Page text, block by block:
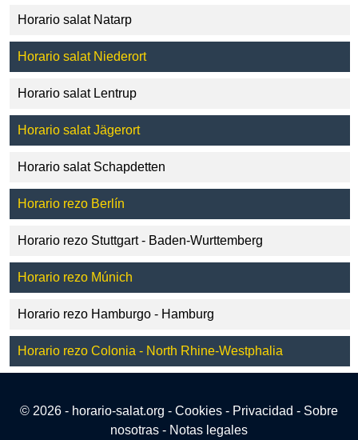
Horario salat Natarp
Horario salat Niederort
Horario salat Lentrup
Horario salat Jägerort
Horario salat Schapdetten
Horario rezo Berlín
Horario rezo Stuttgart - Baden-Wurttemberg
Horario rezo Múnich
Horario rezo Hamburgo - Hamburg
Horario rezo Colonia - North Rhine-Westphalia
© 2026 - horario-salat.org - Cookies - Privacidad - Sobre
nosotras - Notas legales